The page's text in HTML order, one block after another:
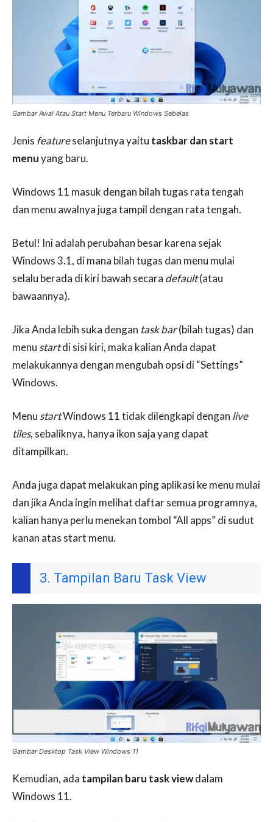
Gambar Awal Atau Start Menu Terbaru Windows Sebelas
Jenis featureselanjutnya yaitu taskbardan start
menuyang baru.
Windows 11 masuk dengan bilah tugas rata tengah
dan menu awalnya juga tampil dengan rata tengah.
Betul! Ini adalah perubahan besar karena sejak
Windows 3.1, di mana bilah tugas dan menu mulai
selalu berada di kiri bawah secara default(atau
bawaannya).
Jika Anda lebih suka dengan task bar(bilah tugas) dan
menu startdi sisi kiri, maka kalian Anda dapat
melakukannya dengan mengubah opsi di “Settings”
Windows.
Menu startWindows 11 tidak dilengkapi dengan live
tiles, sebaliknya, hanya ikon saja yang dapat
ditampilkan.
Anda juga dapat melakukan ping aplikasi ke menu mulai
dan jika Anda ingin melihat daftar semua programnya,
kalian hanya perlu menekan tombol “All apps” di sudut
kanan atas start menu.
3. Tampilan Baru Task View
Gambar Desktop Task View Windows 11
Kemudian, ada tampilan baru task viewdalam
Windows 11.